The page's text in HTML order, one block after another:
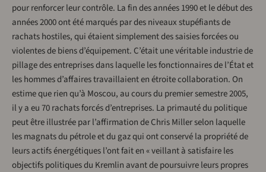
pour renforcer leur contrôle. La fin des années 1990 et le début des
années 2000 ont été marqués par des niveaux stupéfiants de
rachats hostiles, qui étaient simplement des saisies forcées ou
violentes de biens d’équipement. C’était une véritable industrie de
pillage des entreprises dans laquelle les fonctionnaires de l’État et
les hommes d’affaires travaillaient en étroite collaboration. On
estime que rien qu’à Moscou, au cours du premier semestre 2005,
il y a eu 70 rachats forcés d’entreprises. La primauté du politique
peut être illustrée par l’affirmation de Chris Miller selon laquelle
les magnats du pétrole et du gaz qui ont conservé la propriété de
leurs actifs énergétiques l’ont fait en « veillant à satisfaire les
objectifs politiques du Kremlin avant de poursuivre leurs propres